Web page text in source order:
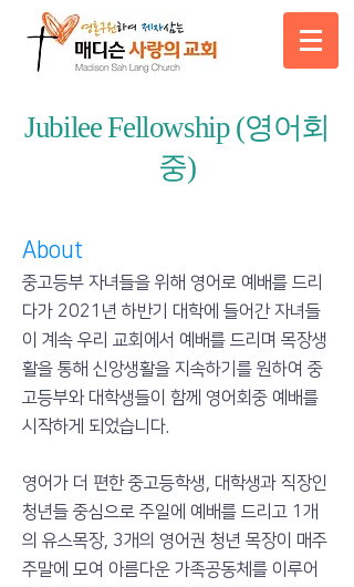
Jubilee Fellowship (영어회
중)
About
중고등부 자녀들을 위해 영어로 예배를 드리
다가 2021년 하반기 대학에 들어간 자녀들
이 계속 우리 교회에서 예배를 드리며 목장생
활을 통해 신앙생활을 지속하기를 원하여 중
고등부와 대학생들이 함께 영어회중 예배를
시작하게 되었습니다.
영어가 더 편한 중고등학생, 대학생과 직장인
청년들 중심으로 주일에 예배를 드리고 1개
의 유스목장, 3개의 영어권 청년 목장이 매주
주말에 모여 아름다운 가족공동체를 이루어